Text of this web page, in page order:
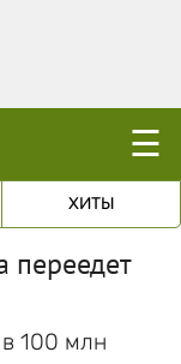
☰
ХИТЫ
переедет
100 млн